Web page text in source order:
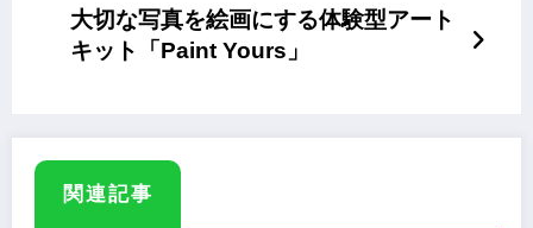
大切な写真を絵画にする体験型アート
キット「Paint Yours」
関連記事